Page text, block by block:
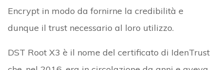
Encrypt in modo da fornirne la credibilità e
dunque il trust necessario al loro utilizzo.
DST Root X3 è il nome del certificato di IdenTrust